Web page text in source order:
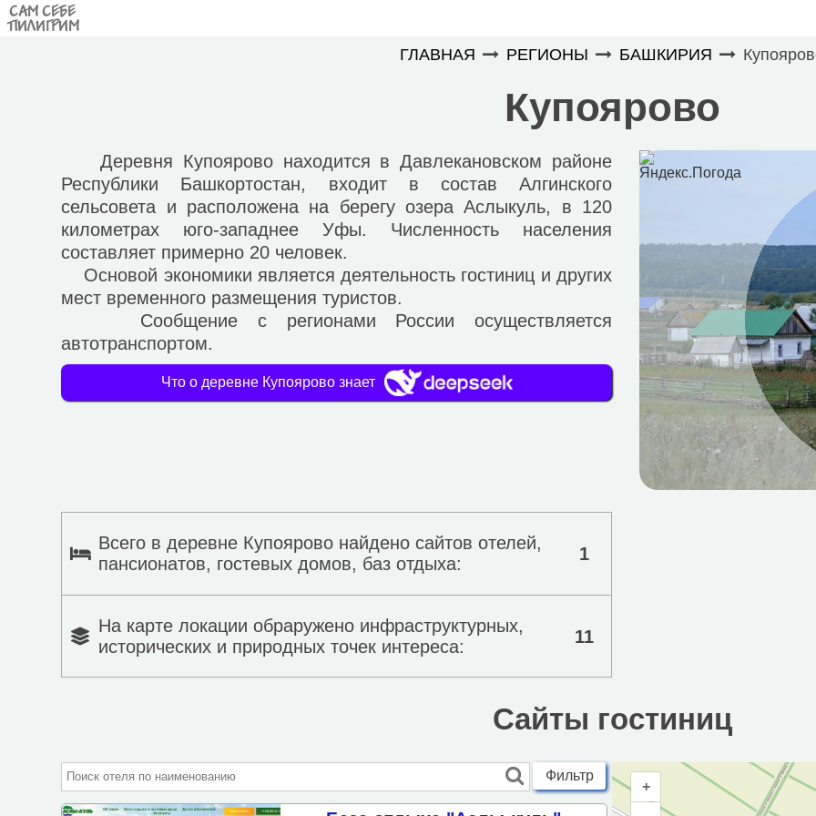
САМ СЕБЕ
ПИЛИГРИМ
ГЛАВНАЯ РЕГИОНЫ БАШКИРИЯ
Купоярово
Деревня Купоярово находится в Давлекановском районе
Республики Башкортостан, входит в состав Алгинского
сельсовета и расположена на берегу озера Аслыкуль, в 120
километрах юго-западнее Уфы. Численность населения
составляет примерно 20 человек.
Основой экономики является деятельность гостиниц и других
мест временного размещения туристов.
Сообщение с регионами России осуществляется
автотранспортом.
Что о деревне Купоярово знает
Всего в деревне Купоярово найдено сайтов отелей,
пансионатов, гостевых домов, баз отдыха:
1
На карте локации обраружено инфраструктурных,
исторических и природных точек интереса:
11
Сайты гостиниц
Фильтр
+